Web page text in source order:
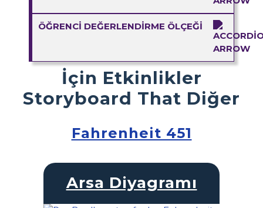
ÖĞRENCI DEĞERLENDIRME ÖLÇEĞI
İçin Etkinlikler
Storyboard That Diğer
Fahrenheit 451
Arsa Diyagramı